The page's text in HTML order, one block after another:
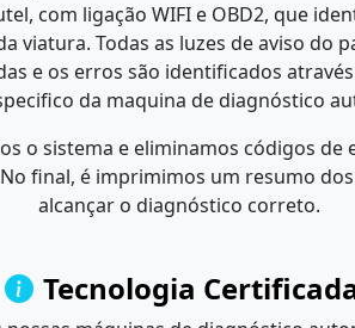
com ligação WIFI e OBD2, que
viatura. Todas as luzes de aviso do
e os erros são identificados
da maquina de diagnóstico
o sistema e eliminamos códigos de
final, é imprimimos um resumo
alcançar o diagnóstico correto.
Tecnologia